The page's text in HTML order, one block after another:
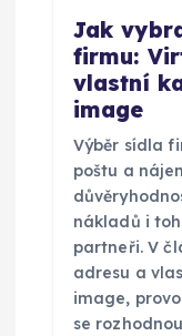
Jak
firmu:
vlastní
image
Výběr sídla
poštu a
nákladů i
partneři. V
adresu a
image,
se